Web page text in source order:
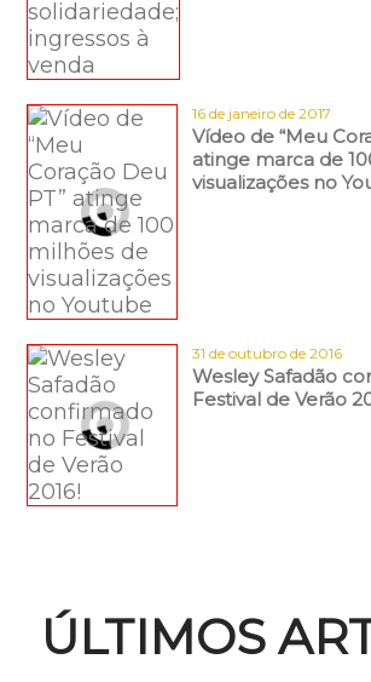
16 de janeiro de 2017
Vídeo de “Meu
atinge marca de
visualizações no
31 de outubro de 2016
Wesley Safadão
Festival de Verão
ÚLTIMOS